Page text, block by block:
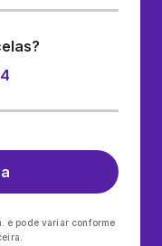
e pode variar conforme